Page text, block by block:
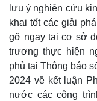
Hồ sơ
lưu ý nghiên cứu
khai tốt các giải
gỡ ngay tại cơ sở
trương thực hiện
phủ tại Thông báo
2024 về kết luận
nước các công